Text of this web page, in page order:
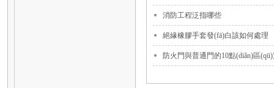
消防工程泛指哪些
絕緣橡膠手套發(fā)白該如何處理
防火門與普通門的10點(diǎn)區